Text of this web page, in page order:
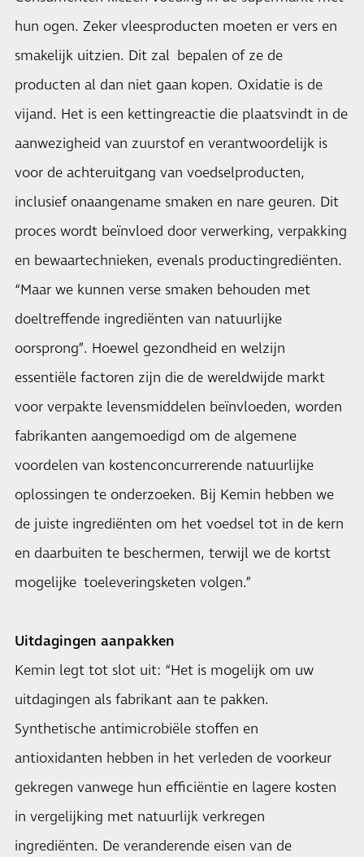
hun ogen. Zeker vleesproducten moeten er vers en
smakelijk uitzien. Dit zal bepalen of ze de
producten al dan niet gaan kopen. Oxidatie is de
vijand. Het is een kettingreactie die plaatsvindt in de
aanwezigheid van zuurstof en verantwoordelijk is
voor de achteruitgang van voedselproducten,
inclusief onaangename smaken en nare geuren. Dit
proces wordt beïnvloed door verwerking, verpakking
en bewaartechnieken, evenals productingrediënten.
“Maar we kunnen verse smaken behouden met
doeltreffende ingrediënten van natuurlijke
oorsprong”. Hoewel gezondheid en welzijn
essentiële factoren zijn die de wereldwijde markt
voor verpakte levensmiddelen beïnvloeden, worden
fabrikanten aangemoedigd om de algemene
voordelen van kostenconcurrerende natuurlijke
oplossingen te onderzoeken. Bij Kemin hebben we
de juiste ingrediënten om het voedsel tot in de kern
en daarbuiten te beschermen, terwijl we de kortst
mogelijke toeleveringsketen volgen.”
Uitdagingen aanpakken
Kemin legt tot slot uit: “Het is mogelijk om uw
uitdagingen als fabrikant aan te pakken.
Synthetische antimicrobiële stoffen en
antioxidanten hebben in het verleden de voorkeur
gekregen vanwege hun efficiëntie en lagere kosten
in vergelijking met natuurlijk verkregen
ingrediënten. De veranderende eisen van de